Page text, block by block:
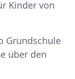
Kinder von
Grundschule
über den